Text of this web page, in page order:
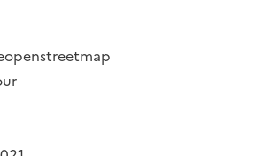
openstreetmap